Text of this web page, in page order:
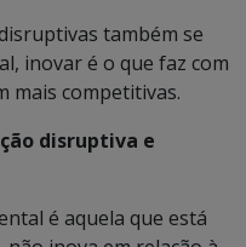
também se
inovar é o que faz com
mais competitivas.
disruptiva e
é aquela que está